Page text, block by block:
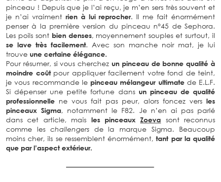
pinceau ! Depuis que je l’ai reçu, je m’en sers très souvent et
je n’ai vraiment rien à lui reprocher. Il me fait énormément
penser à la première version du pinceau n°45 de Sephora.
Les poils sont bien denses, moyennement souples et surtout, il
se lave très facilement. Avec son manche noir mat, je lui
trouve une certaine élégance.
Pour résumer, si vous cherchez un pinceau de bonne qualité à
moindre coûtpour appliquer facilement votre fond de teint,
je vous recommande le pinceau mélangeur ultimatede E.L.F.
Si dépenser une petite fortune dans un pinceau de qualité
professionnelle ne vous fait pas peur, alors foncez vers les
pinceaux Sigma, notamment le F82. Je n’en ai pas parlé
dans cet article, mais les pinceaux Zoeva sont reconnus
comme les challengersde la marque Sigma. Beaucoup
moins cher, ils se ressemblent énormément,tant par la qualité
que par l’aspect extérieur.